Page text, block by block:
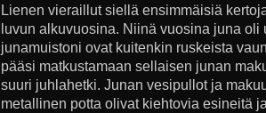
Lienen vieraillut siellä ensimmäisiä
luvun alkuvuosina. Niinä vuosina juna
junamuistoni ovat kuitenkin ruskeista
pääsi matkustamaan sellaisen junan
suuri juhlahetki. Junan vesipullot ja
metallinen potta olivat kiehtovia esineitä